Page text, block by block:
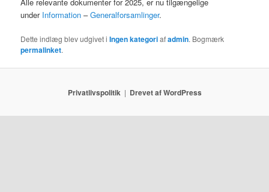
under Information–Generalforsamlinger.
Dette indlæg blev udgivet iIngen kategoriafadmin. Bogmærk
permalinket.
Privatlivspolitik Drevet af WordPress